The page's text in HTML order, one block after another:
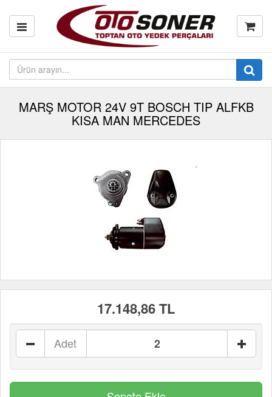
MARŞ MOTOR 24V 9T BOSCH TIP ALFKB
KISA MAN MERCEDES
17.148,86 TL
Adet